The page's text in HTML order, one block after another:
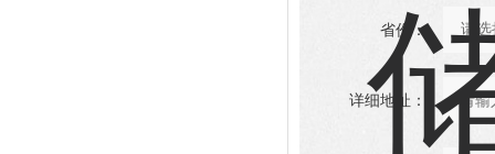
省份：
详细地址：